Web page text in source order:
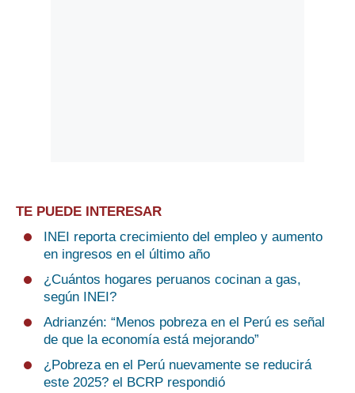
TE PUEDE INTERESAR
INEI reporta crecimiento del empleo y aumento
en ingresos en el último año
¿Cuántos hogares peruanos cocinan a gas,
según INEI?
Adrianzén: “Menos pobreza en el Perú es señal
de que la economía está mejorando”
¿Pobreza en el Perú nuevamente se reducirá
este 2025? el BCRP respondió